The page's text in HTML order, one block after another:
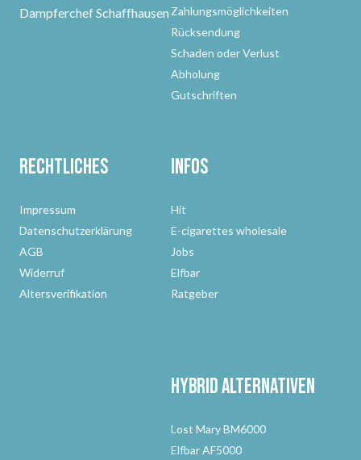
Dampferchef Schaffhausen Zahlungsmöglichkeiten
Rücksendung
Schaden oder Verlust
Abholung
Gutschriften
Rechtliches
Impressum
Datenschutzerklärung
AGB
Widerruf
Altersverifikation
Infos
Hit
E-cigarettes wholesale
Jobs
Elfbar
Ratgeber
Hybrid Alternativen
Lost Mary BM6000
Elfbar AF5000